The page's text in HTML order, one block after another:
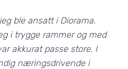
ble ansatt i Diorama.
i trygge rammer og med
akkurat passe store. I
næringsdrivende i